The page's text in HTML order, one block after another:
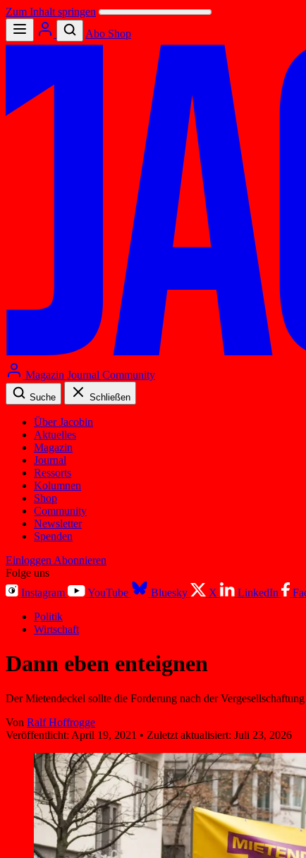
Zum Inhalt springen
Abo Shop
Magazin Journal Community
Suche Schließen
Über Jacobin
Aktuelles
Magazin
Journal
Ressorts
Kolumnen
Shop
Community
Newsletter
Spenden
Einloggen Abonnieren
Folge uns
Instagram
YouTube Bluesky X LinkedIn
Politik
Wirtschaft
Dann eben enteignen
Der Mietendeckel sollte die Forderung nach der
Von Ralf Hoffrogge
Veröffentlicht: April 19, 2021 • Zuletzt aktualisiert: Juli 23, 2026